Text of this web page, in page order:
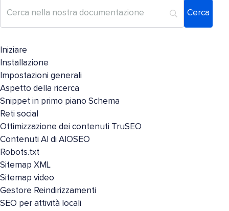
Iniziare
Installazione
Impostazioni generali
Aspetto della ricerca
Snippet in primo piano Schema
Reti social
Ottimizzazione dei contenuti TruSEO
Contenuti AI di AIOSEO
Robots.txt
Sitemap XML
Sitemap video
Gestore Reindirizzamenti
SEO per attività locali